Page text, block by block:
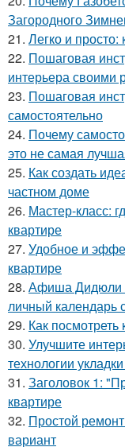
Загородного
21. Легко и
22. Пошаговая
интерьера своими
23. Пошаговая
самостоятельно
24. Почему
это не самая
25. Как создать
частном доме
26. Мастер-класс:
квартире
27. Удобное и
квартире
28. Афиша Дидюли
личный календарь
29. Как
30. Улучшите
технологии
31. Заголовок 1:
квартире
32. Простой
вариант